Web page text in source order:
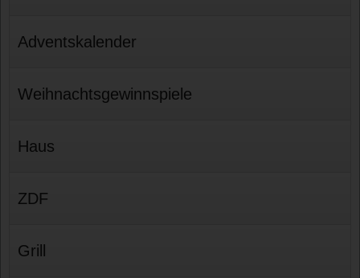
Adventskalender
Weihnachtsgewinnspiele
Haus
ZDF
Grill